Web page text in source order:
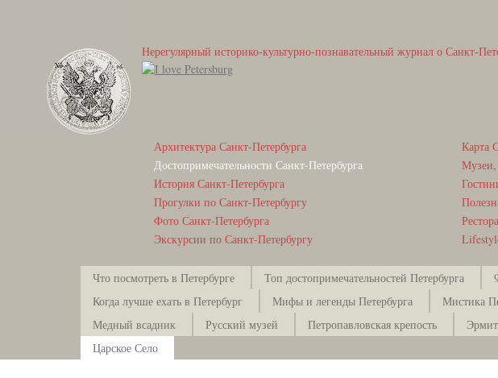
Нерегулярный историко-культурно-познавательный журнал о Санкт-
Архитектура Санкт-Петербурга
Достопримечательности Санкт-Петербурга
История Санкт-Петербурга
Прогулки по Санкт-Петербургу
Фото Санкт-Петербурга
Экскурсии по Санкт-Петербургу
Карта
Музеи,
Что посмотреть в Петербурге Топ достопримечательностей Петербурга
Когда лучше ехать в Петербург
Мифы и легенды Петербурга Мистика
Медный всадник
Русский музей Петропавловская крепость
Царское Село